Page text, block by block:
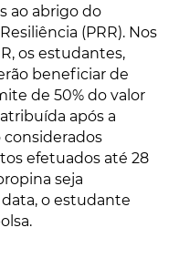
ao abrigo do
(PRR). Nos
os estudantes,
beneficiar de
de 50% do valor
após a
considerados
efetuados até 28
seja
o estudante